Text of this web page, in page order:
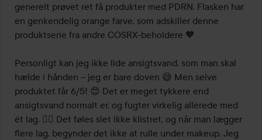
generelt prøvet ret få produkter med PDRN. Flasken har
en genkendelig orange farve, som adskiller denne
produktserie fra andre COSRX-beholdere 🧡
Personligt kan jeg ikke lide ansigtsvand, som man skal
hælde i hånden – jeg er bare doven 😅 Men selve
produktet får 6/5! 😍 Det er meget tykkere end
ansigtsvand normalt er, og fugter virkelig allerede med
ét lag. 👌🏼 Det føles slet ikke klistret, og når man lægger
flere lag, begynder det ikke at rulle under makeup. Jeg